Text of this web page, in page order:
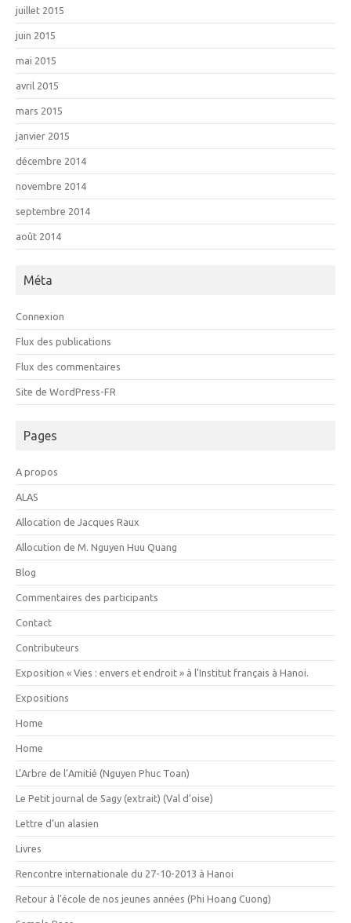
juillet 2015
juin 2015
mai 2015
avril 2015
mars 2015
janvier 2015
décembre 2014
novembre 2014
septembre 2014
août 2014
Méta
Connexion
Flux des publications
Flux des commentaires
Site de WordPress-FR
Pages
A propos
ALAS
Allocation de Jacques Raux
Allocution de M. Nguyen Huu Quang
Blog
Commentaires des participants
Contact
Contributeurs
Exposition « Vies : envers et endroit » à l’Institut français à Hanoi.
Expositions
Home
Home
L’Arbre de l’Amitié (Nguyen Phuc Toan)
Le Petit journal de Sagy (extrait) (Val d’oise)
Lettre d’un alasien
Livres
Rencontre internationale du 27-10-2013 à Hanoi
Retour à l’école de nos jeunes années (Phi Hoang Cuong)